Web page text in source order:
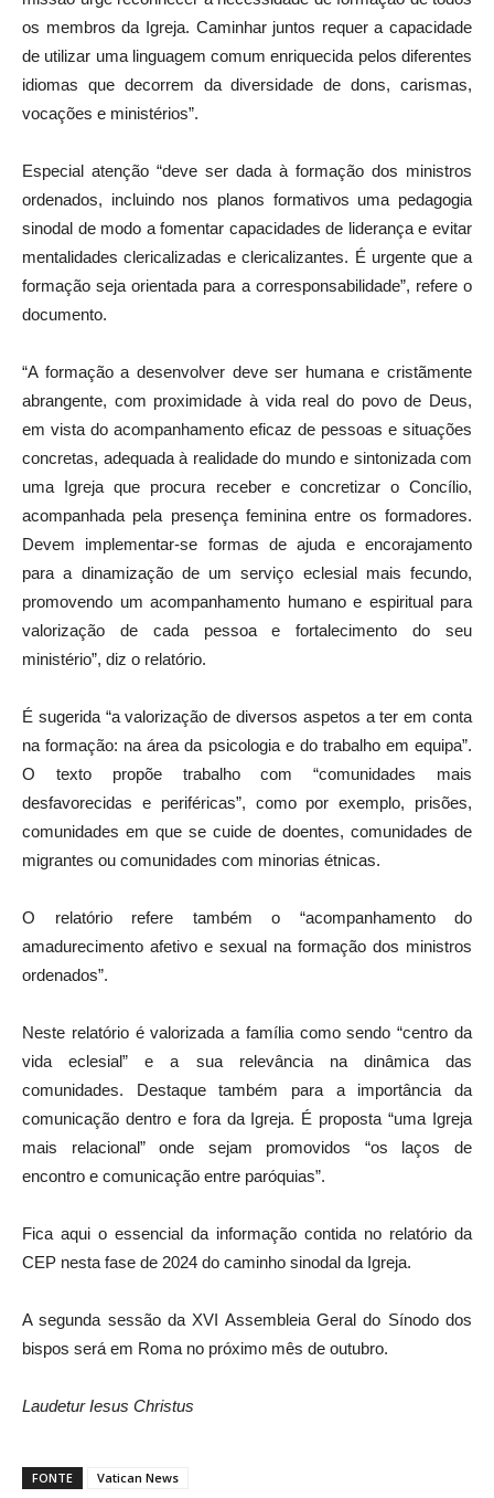
os membros da Igreja. Caminhar juntos requer a capacidade
de utilizar uma linguagem comum enriquecida pelos diferentes
idiomas que decorrem da diversidade de dons, carismas,
vocações e ministérios”.
Especial atenção “deve ser dada à formação dos ministros
ordenados, incluindo nos planos formativos uma pedagogia
sinodal de modo a fomentar capacidades de liderança e evitar
mentalidades clericalizadas e clericalizantes. É urgente que a
formação seja orientada para a corresponsabilidade”, refere o
documento.
“A formação a desenvolver deve ser humana e cristãmente
abrangente, com proximidade à vida real do povo de Deus,
em vista do acompanhamento eficaz de pessoas e situações
concretas, adequada à realidade do mundo e sintonizada com
uma Igreja que procura receber e concretizar o Concílio,
acompanhada pela presença feminina entre os formadores.
Devem implementar-se formas de ajuda e encorajamento
para a dinamização de um serviço eclesial mais fecundo,
promovendo um acompanhamento humano e espiritual para
valorização de cada pessoa e fortalecimento do seu
ministério”, diz o relatório.
É sugerida “a valorização de diversos aspetos a ter em conta
na formação: na área da psicologia e do trabalho em equipa”.
O texto propõe trabalho com “comunidades mais
desfavorecidas e periféricas”, como por exemplo, prisões,
comunidades em que se cuide de doentes, comunidades de
migrantes ou comunidades com minorias étnicas.
O relatório refere também o “acompanhamento do
amadurecimento afetivo e sexual na formação dos ministros
ordenados”.
Neste relatório é valorizada a família como sendo “centro da
vida eclesial” e a sua relevância na dinâmica das
comunidades. Destaque também para a importância da
comunicação dentro e fora da Igreja. É proposta “uma Igreja
mais relacional” onde sejam promovidos “os laços de
encontro e comunicação entre paróquias”.
Fica aqui o essencial da informação contida no relatório da
CEP nesta fase de 2024 do caminho sinodal da Igreja.
A segunda sessão da XVI Assembleia Geral do Sínodo dos
bispos será em Roma no próximo mês de outubro.
Laudetur Iesus Christus
FONTE Vatican News